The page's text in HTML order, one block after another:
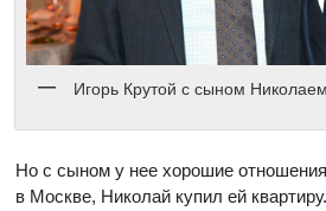
Игорь Крутой с сыном
Но с сыном у нее хорошие
в Москве, Николай купил ей